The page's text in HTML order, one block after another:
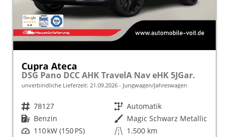
Cupra Ateca
DSG Pano DCC AHK TravelA Nav eHK 5JGar.
unverbindliche Lieferzeit: 21.09.2026 Jungwagen/Jahreswagen
Fahrzeugnr. 78127 Getriebe Automatik
Kraftstoff Benzin Außenfarbe Magic Schwarz Metallic
Leistung 110 kW (150 PS) Kilometerstand 1.500 km